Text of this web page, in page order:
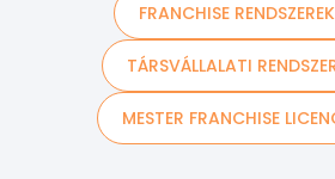
FRANCHISE
TÁRSVÁLLALATI
MESTER FRANCHISE